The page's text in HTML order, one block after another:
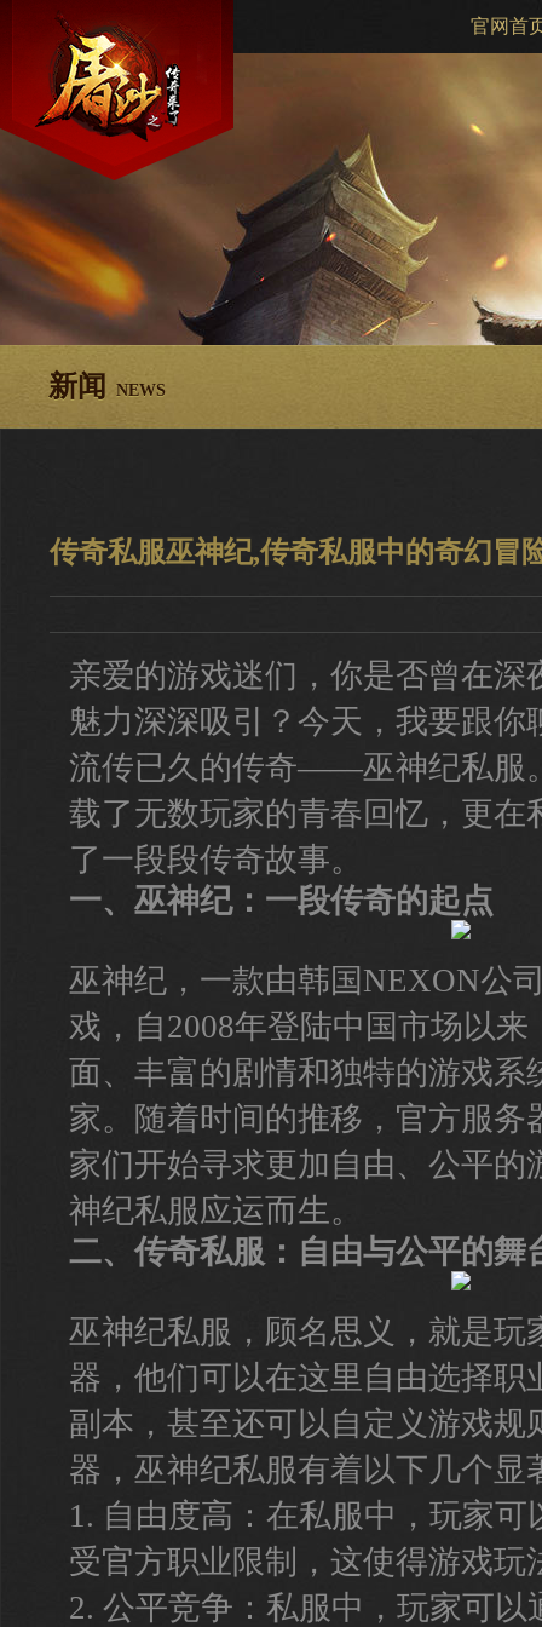
官网首
新闻 NEWS
传奇私服巫神纪,传奇私服中的奇幻冒
亲爱的游戏迷们，你是否曾在深
魅力深深吸引？今天，我要跟你
流传已久的传奇——巫神纪私服
载了无数玩家的青春回忆，更在
了一段段传奇故事。
一、巫神纪：一段传奇的起点
巫神纪，一款由韩国NEXON公
戏，自2008年登陆中国市场以
面、丰富的剧情和独特的游戏系
家。随着时间的推移，官方服务
家们开始寻求更加自由、公平的
神纪私服应运而生。
二、传奇私服：自由与公平的舞
巫神纪私服，顾名思义，就是玩
器，他们可以在这里自由选择职
副本，甚至还可以自定义游戏规
器，巫神纪私服有着以下几个显
1. 自由度高：在私服中，玩家
受官方职业限制，这使得游戏玩
2. 公平竞争：私服中，玩家可